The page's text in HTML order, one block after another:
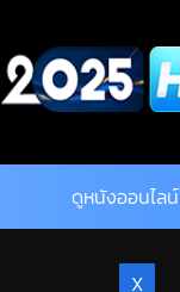
content
ดูหนังออนไลน์
X